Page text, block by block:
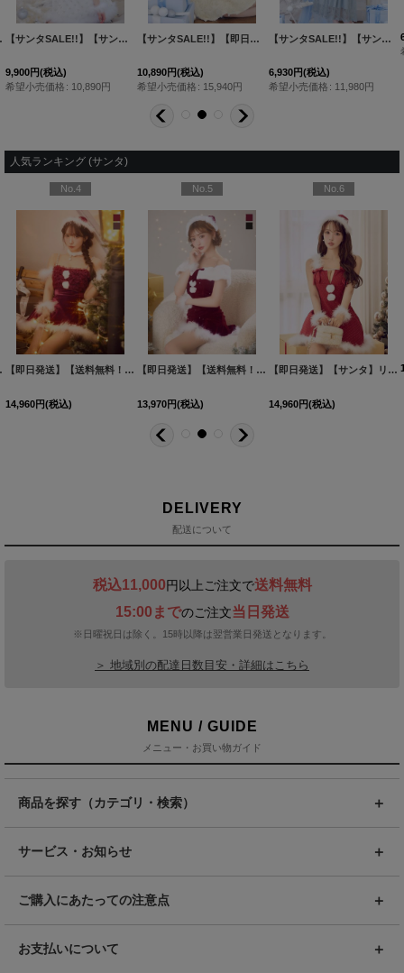
[SS135YNdzwg-24YM-1] [
タコスプレ[HC02] 【サンタSALE!!】【サンタコス 4点セット】【XS-Lサイズ/1カラー】ビジューフレアスカートサンタコスプレ[HC03]
9,900円(税込)
希望小売価格 : 10,890円
【サンタSALE!!】【即日発送！】【サンタコス 4点セット】【S-Mサイズ/2カラー】立体ローズショートインスカートサンタコスプレ[HC03]
10,890円(税込)
希望小売価格 : 15,940円
【サンタSALE!!】【サンタコス 5点セット】【S-Mサイズ/2カラー】ベロアワンピースサンタ[HC02]
6,930円(税込)
希望小売価格 : 11,980円
人気ランキング (サンタ)
[SS-164-YN-dzw-
[ SS-
[HC03]三上悠亜着用
No.4
【即日発送】【送料無料！】【サンタ】チュールフリルオフショルセットアップサンタコスプレ【コスプレ6点セット】【XS-Lサイズ/2カラー】[HC03]三上悠亜着用
14,960円(税込)
No.5
【即日発送】【送料無料！】【サンタ】オフショルファービジューマーメイドサンタコスプレ【コスプレ4点セット】【XS-Lサイズ/2カラー】[HC03]明日花キララ着用
13,970円(税込)
No.6
【即日発送】【サンタ】リボンファーサンタコスプレ【コスプレ4点セット】【XS-XLサイズ/2カラー】[HC03]三上悠亜着用
14,960円(税込)
DELIVERY
配送について
税込11,000円以上ご注文で送料無料
15:00までのご注文当日発送
※日曜祝日は除く。15時以降は翌営業日発送となります。
＞ 地域別の配達日数目安・詳細はこちら
MENU / GUIDE
メニュー・お買い物ガイド
商品を探す（カテゴリ・検索）
サービス・お知らせ
ご購入にあたっての注意点
お支払いについて